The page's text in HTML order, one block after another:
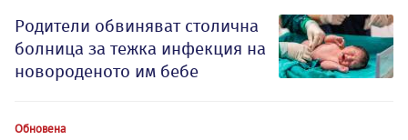
Родители обвиняват столична
болница за тежка инфекция на
новороденото им бебе
Обновена